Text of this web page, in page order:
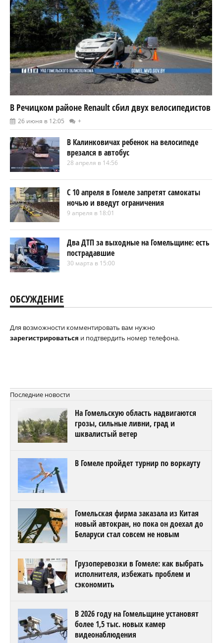
В Речицком районе Renault сбил двух велосипедистов
26 июня в 12:05 +
В Калинковичах ребенок на велосипеде
врезался в автобус
28 апреля в 14:56
С 10 апреля в Гомеле запретят самокаты
ночью и введут ограничения
9 апреля в 18:01
Два ДТП за выходные на Гомельщине: есть
пострадавшие
30 марта в 15:00
ОБСУЖДЕНИЕ
Для возможности комментировать вам нужно
зарегистрироваться и подтвердить номер телефона.
Последние новости
На Гомельскую область надвигаются
грозы, сильные ливни, град и
шквалистый ветер
В Гомеле пройдет турнир по воркауту
Гомельская фирма заказала из Китая
новый автокран, но пока он доехал до
Беларуси стал совсем не новым
Грузоперевозки в Гомеле: как выбрать
исполнителя, избежать проблем и
сэкономить
В 2026 году на Гомельщине установят
более 1,5 тыс. новых камер
видеонаблюдения